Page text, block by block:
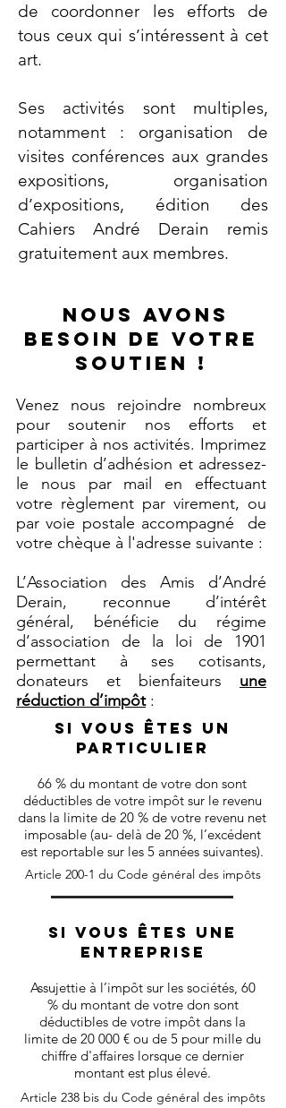
de coordonner les efforts de
tous ceux qui s’intéressent à cet
art.
Ses activités sont multiples,
notamment : organisation de
visites conférences aux grandes
expositions, organisation
d’expositions, édition des
Cahiers André Derain remis
gratuitement aux membres. ​
​Nous avons
besoin de votre
soutien !
Venez nous rejoindre nombreux
pour soutenir nos efforts et
participer à nos activités. Imprimez
le bulletin d’adhésion et adressez-
le nous par mail en effectuant
votre règlement par virement, ou
par voie postale accompagné de
votre chèque à l'adresse suivante :
​L’Association des Amis d’André
Derain, reconnue d’intérêt
général, bénéficie du régime
d’association de la loi de 1901
permettant à ses cotisants,
donateurs et bienfaiteurs une
réduction d’impôt:
Si vous êtes une
entreprise
Assujettie à l’impôt sur les sociétés, 60
% du montant de votre don sont
déductibles de votre impôt dans la
limite de 20 000 € ou de 5 pour mille du
chiffre d'affaires lorsque ce dernier
montant est plus élevé.
Article 238 bis du Code général des impôts
Si vous êtes un
particulier
66 % du montant de votre don sont
déductibles de votre impôt sur le revenu
dans la limite de 20 % de votre revenu net
imposable (au- delà de 20 %, l’excédent
est reportable sur les 5 années suivantes).
Article 200-1 du Code général des impôts